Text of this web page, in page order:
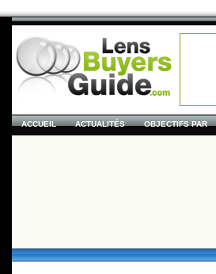
ACCUEIL ACTUALITÉS OBJECTIFS PAR